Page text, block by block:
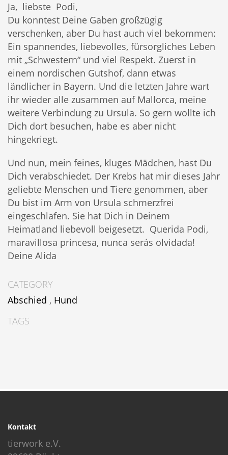
Ja, liebste Podi,
Du konntest Deine Gaben großzügig
verschenken, aber Du hast auch viel bekommen:
Ein spannendes, liebevolles, fürsorgliches Leben
mit „Schwestern“ und viel Respekt. Zuerst in
einem nordischen Gutshof, dann etwas
ländlicher in Bayern. Und die letzten Jahre wart
ihr wieder alle zusammen auf Mallorca, meine
weitere Verbindung zu Ursula. So gern wollte ich
Dich dort besuchen, habe es aber nicht
hingekriegt.
Und nun, mein feines, kluges Mädchen, hast Du
Dich verabschiedet. Der Krebs hat mir dieses Jahr
geliebte Menschen und Tiere genommen, aber
Du bist im Arm von Ursula schmerzfrei
eingeschlafen. Sie hat Dich in Deinem
Heimatland liebevoll beigesetzt. Querida Podi,
maravillosa princesa, nunca serás olvidada!
Deine Alida
CATEGORY
Abschied , Hund
TAGS
Kontakt
tierwork e.V.